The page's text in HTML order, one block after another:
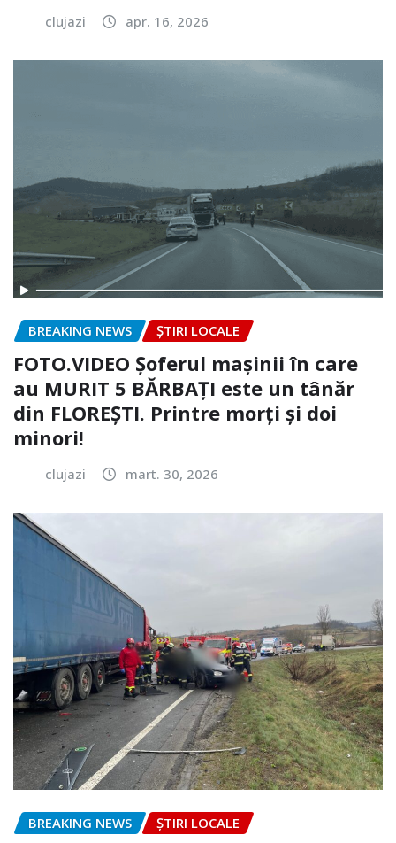
clujazi apr. 16, 2026
BREAKING NEWS ȘTIRI LOCALE
FOTO.VIDEO Șoferul mașinii în care
au MURIT 5 BĂRBAȚI este un tânăr
din FLOREȘTI. Printre morți și doi
minori!
clujazi mart. 30, 2026
BREAKING NEWS ȘTIRI LOCALE